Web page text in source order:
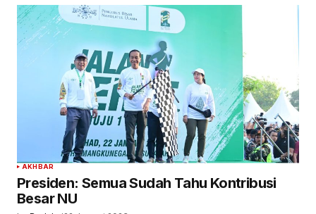
AKHBAR
Presiden: Semua Sudah Tahu Kontribusi
Besar NU